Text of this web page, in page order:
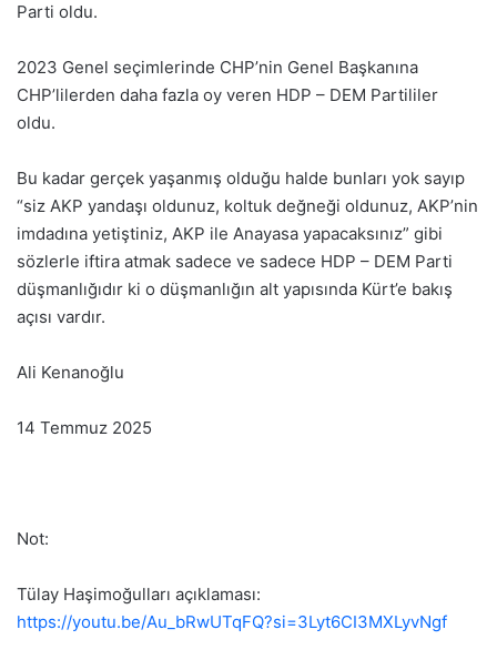
Parti oldu.
2023 Genel seçimlerinde CHP’nin Genel Başkanına
CHP’lilerden daha fazla oy veren HDP – DEM Partililer
oldu.
Bu kadar gerçek yaşanmış olduğu halde bunları yok sayıp
“siz AKP yandaşı oldunuz, koltuk değneği oldunuz, AKP’nin
imdadına yetiştiniz, AKP ile Anayasa yapacaksınız” gibi
sözlerle iftira atmak sadece ve sadece HDP – DEM Parti
düşmanlığıdır ki o düşmanlığın alt yapısında Kürt’e bakış
açısı vardır.
Ali Kenanoğlu
14 Temmuz 2025
Not:
Tülay Haşimoğulları açıklaması:
https://youtu.be/Au_bRwUTqFQ?si=3Lyt6CI3MXLyvNgf